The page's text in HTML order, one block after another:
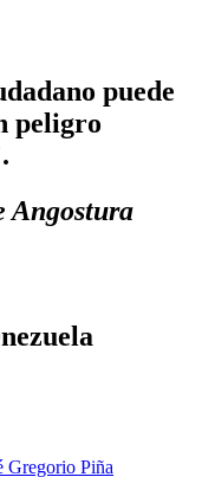
puede
peligro
Angostura
Gregorio Piña